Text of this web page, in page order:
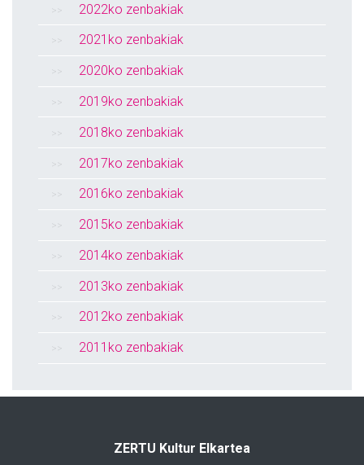
2022ko zenbakiak
2021ko zenbakiak
2020ko zenbakiak
2019ko zenbakiak
2018ko zenbakiak
2017ko zenbakiak
2016ko zenbakiak
2015ko zenbakiak
2014ko zenbakiak
2013ko zenbakiak
2012ko zenbakiak
2011ko zenbakiak
ZERTU Kultur Elkartea